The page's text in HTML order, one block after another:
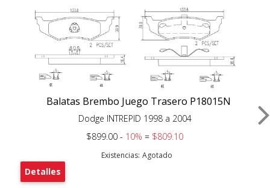
Balatas Brembo Juego Trasero P18015N
Dodge INTREPID 1998 a 2004
$899.00 - 10%= $809.10
Existencias: Agotado
Detalles